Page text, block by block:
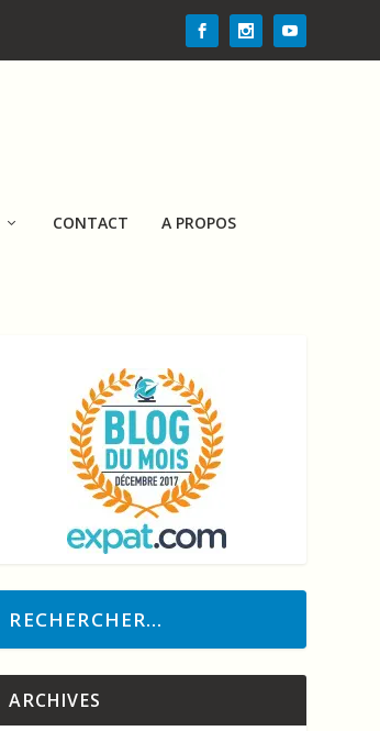
CONTACT A PROPOS
ARCHIVES